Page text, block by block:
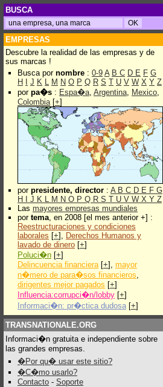
BUSCA
EMPRESAS
Descubre la realidad de las empresas y de
sus marcas !
Busca por nombre : 0-9 A B C D E F G
H
J K L M N O P Q R S T U V W X Y Z
por pa�s : Espa�a, Argentina, Mexico,
Colombia[+]
por presidente, director : A B C D E F G
H
J K L M N O P Q R S T U V W X Y Z
Las mayores empresas mundiales
por tema, en 2008 [el mes anterior +] :
Reestructuraciones y condiciones
laborales [+], Derechos Humanos y
lavado de dinero [+]
Poluci�n [+]
Delincuencia financiera[+], mayor
n�mero de para�sos financieros,
dirigentes mejor pagados [+]
Influencia:corrupci�n/lobby [+]
Informaci�n: pr�ctica dudosa [+]
TRANSNATIONALE.ORG
Informaci�n gratuita e independiente sobre
las grandes empresas.
�Por qu� usar este sitio?
�C�mo usarlo?
Contacto - Soporte